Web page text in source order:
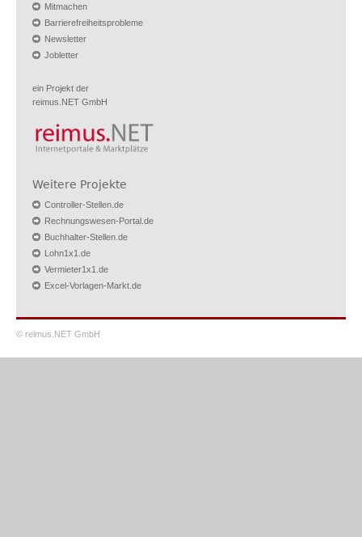
Mitmachen
Barrierefreiheitsprobleme
Newsletter
Jobletter
ein Projekt der
reimus.NET GmbH
Weitere Projekte
Controller-Stellen.de
Rechnungswesen-Portal.de
Buchhalter-Stellen.de
Lohn1x1.de
Vermieter1x1.de
Excel-Vorlagen-Markt.de
© reimus.NET GmbH